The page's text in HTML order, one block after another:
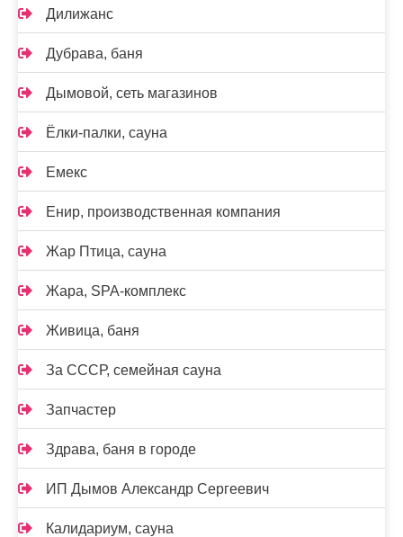
Дилижанс
Дубрава, баня
Дымовой, сеть магазинов
Ёлки-палки, сауна
Емекс
Енир, производственная компания
Жар Птица, сауна
Жара, SPA-комплекс
Живица, баня
За СССР, семейная сауна
Запчастер
Здрава, баня в городе
ИП Дымов Александр Сергеевич
Калидариум, сауна